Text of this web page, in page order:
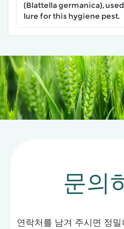
(Blattella germanica),
lure for this hygiene pest.
문의
연락처를 남겨 주시면 정